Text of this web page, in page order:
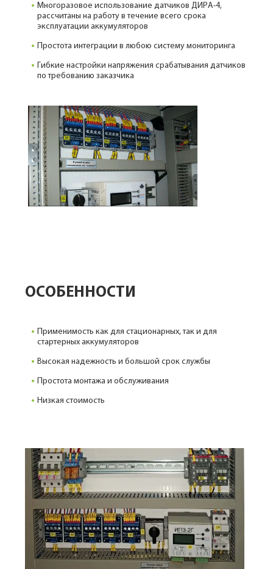
Многоразовое использование датчиков ДИРА-4,
рассчитаны на работу в течение всего срока
эксплуатации аккумуляторов
Простота интеграции в любою систему мониторинга
Гибкие настройки напряжения срабатывания датчиков
по требованию заказчика
ОСОБЕННОСТИ
Применимость как для стационарных, так и для
стартерных аккумуляторов
Высокая надежность и большой срок службы
Простота монтажа и обслуживания
Низкая стоимость